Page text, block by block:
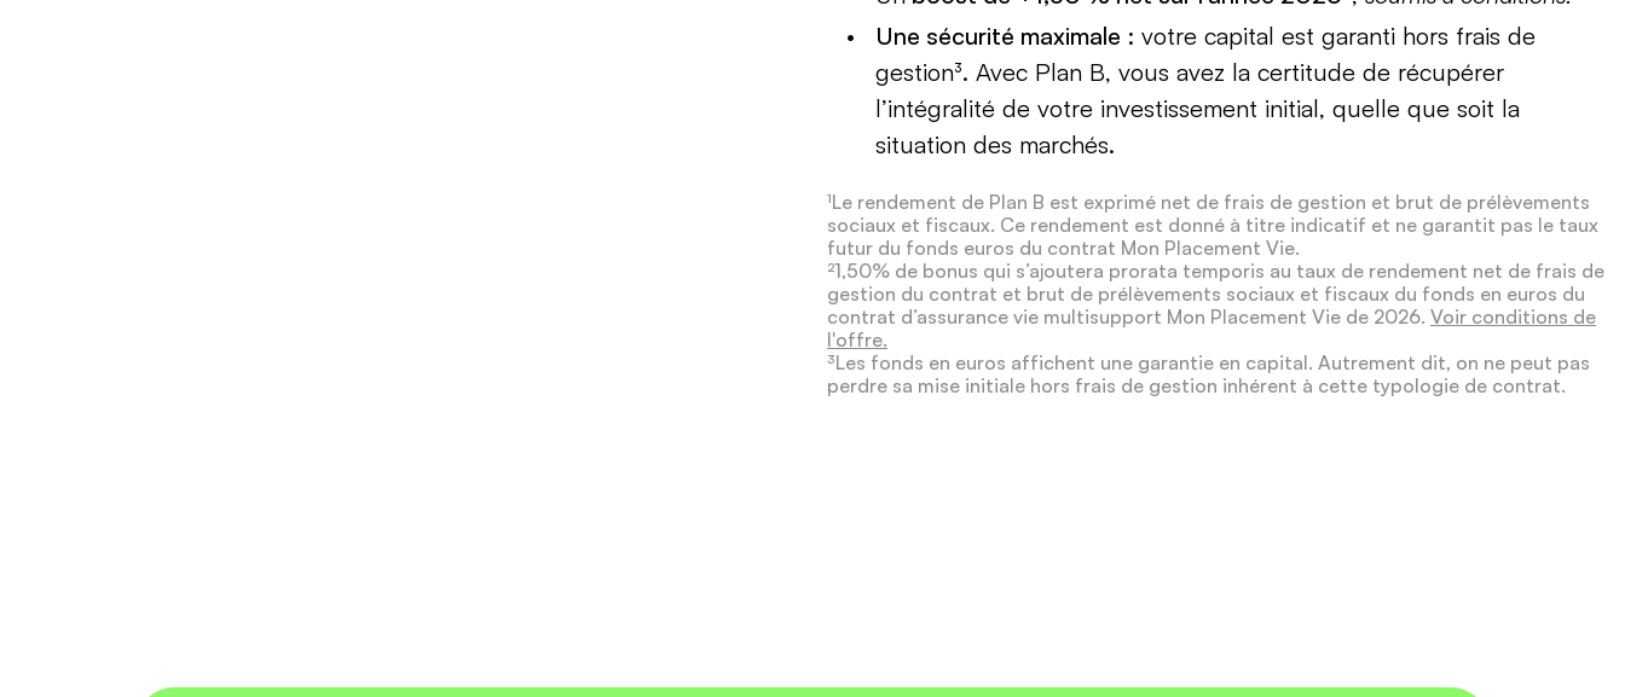
Une sécurité maximale : votre capital est garanti hors frais de
gestion³. Avec Plan B, vous avez la certitude de récupérer
l’intégralité de votre investissement initial, quelle que soit la
situation des marchés.
¹Le rendement de Plan B est exprimé net de frais de gestion et brut de prélèvements
sociaux et fiscaux. Ce rendement est donné à titre indicatif et ne garantit pas le taux
futur du fonds euros du contrat Mon Placement Vie.
²1,50% de bonus qui s’ajoutera prorata temporis au taux de rendement net de frais de
gestion du contrat et brut de prélèvements sociaux et fiscaux du fonds en euros du
contrat d’assurance vie multisupport Mon Placement Vie de 2026. Voir conditions de
l'offre.
³Les fonds en euros affichent une garantie en capital. Autrement dit, on ne peut pas
perdre sa mise initiale hors frais de gestion inhérent à cette typologie de contrat.